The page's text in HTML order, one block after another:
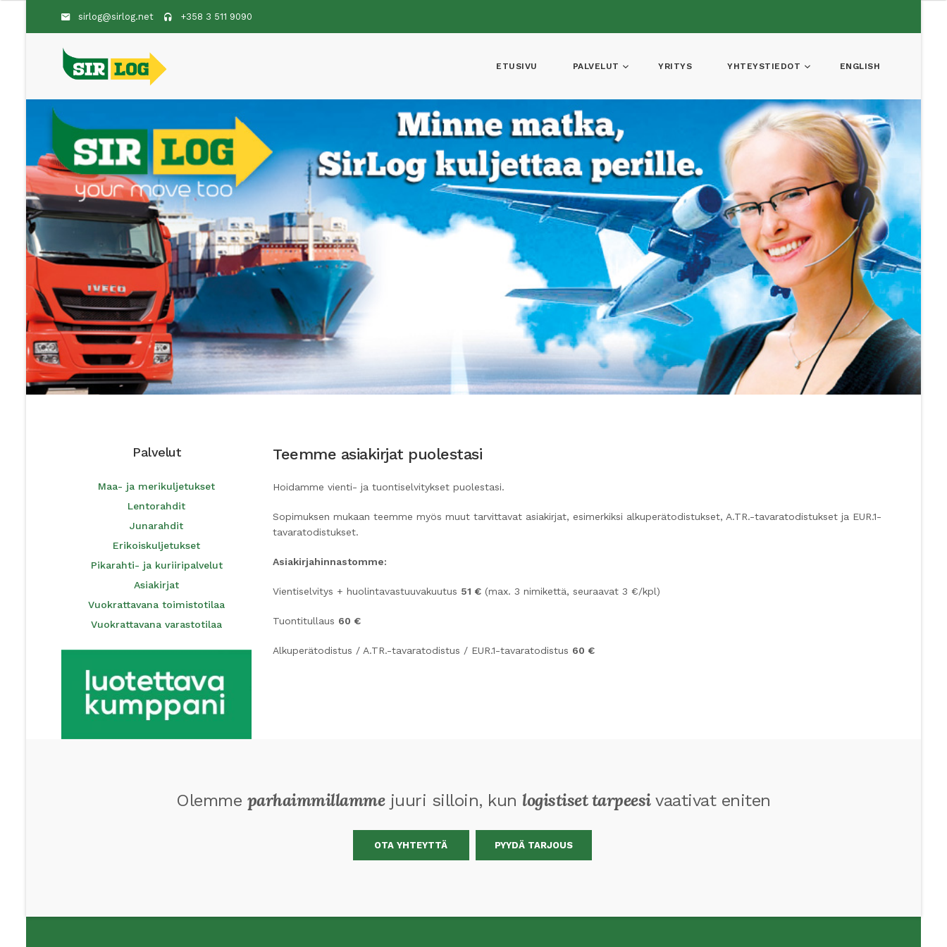
sirlog@sirlog.net +358 3 511 9090
ETUSIVU PALVELUT YRITYS YHTEYSTIEDOT ENGLISH
Palvelut
Maa- ja merikuljetukset
Lentorahdit
Junarahdit
Erikoiskuljetukset
Pikarahti- ja kuriiripalvelut
Asiakirjat
Vuokrattavana toimistotilaa
Vuokrattavana varastotilaa
Teemme asiakirjat puolestasi
Hoidamme vienti- ja tuontiselvitykset puolestasi.
Sopimuksen mukaan teemme myös muut tarvittavat asiakirjat, esimerkiksi alkuperätodistukset, A.TR.-tavaratodistukset ja EUR.1-
tavaratodistukset.
Asiakirjahinnastomme:
Vientiselvitys + huolintavastuuvakuutus 51 € (max. 3 nimikettä, seuraavat 3 €/kpl)
Tuontitullaus 60 €
Alkuperätodistus / A.TR.-tavaratodistus / EUR.1-tavaratodistus 60 €
Olemme parhaimmillammejuuri silloin, kun logistiset tarpeesivaativat eniten
OTA YHTEYTTÄ PYYDÄ TARJOUS